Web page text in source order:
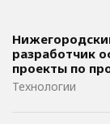
разработчик
проекты по
Технологии